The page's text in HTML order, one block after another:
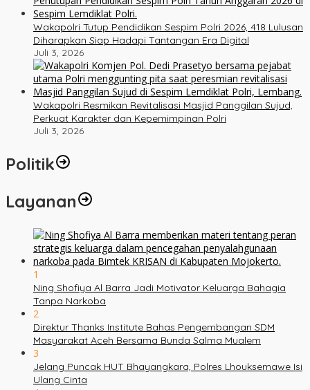
Wakapolri Tutup Pendidikan Sespim Polri 2026, 418 Lulusan
Diharapkan Siap Hadapi Tantangan Era Digital
Juli 3, 2026
Wakapolri Resmikan Revitalisasi Masjid Panggilan Sujud,
Perkuat Karakter dan Kepemimpinan Polri
Juli 3, 2026
Politik
Layanan
1
Ning Shofiya Al Barra Jadi Motivator Keluarga Bahagia
Tanpa Narkoba
2
Direktur Thanks Institute Bahas Pengembangan SDM
Masyarakat Aceh Bersama Bunda Salma Mualem
3
Jelang Puncak HUT Bhayangkara, Polres Lhouksemawe Isi
Ulang Cinta